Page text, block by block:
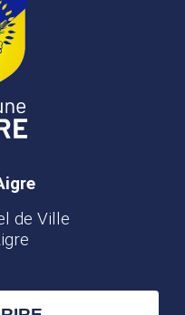
de Ville